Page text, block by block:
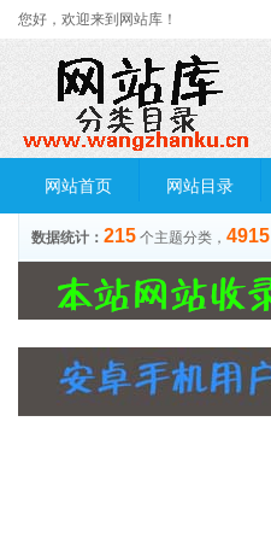
您好，欢迎来到网站库！
网站首页 网站目录
数据统计： 215 个主题分类， 4915